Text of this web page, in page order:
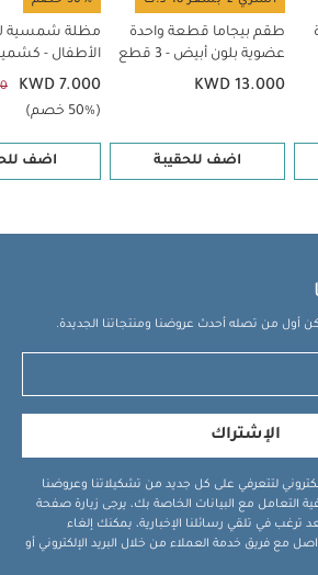
طقم بيجاما قطعة واحدة
عضوية بلون أبيض - 3 قطع
KWD 13.000
اضف للحقيبة
مظلة شمسية
الأطفال -
KWD 7.000
(50% خصم)
اضف
أول من تصله أحدث عروضنا ومنتجاتنا الجديدة.
الإشتراك
لتتعرفي على كل جديد من تشكيلاتنا وعروضنا
التعامل مع البيانات الخاصة بك، يرجى زيارة صفحة
ترغب في تلقي رسائلنا الإخبارية، يمكنك إلغاء
مع فريق خدمة العملاء من خلال البريد الإلكتروني أو